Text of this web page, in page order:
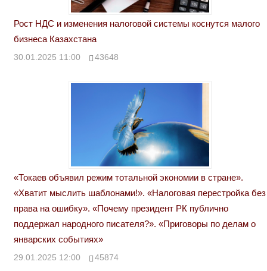
Рост НДС и изменения налоговой системы коснутся малого
бизнеса Казахстана
30.01.2025 11:00 43648
«Токаев объявил режим тотальной экономии в стране».
«Хватит мыслить шаблонами!». «Налоговая перестройка без
права на ошибку». «Почему президент РК публично
поддержал народного писателя?». «Приговоры по делам о
январских событиях»
29.01.2025 12:00 45874